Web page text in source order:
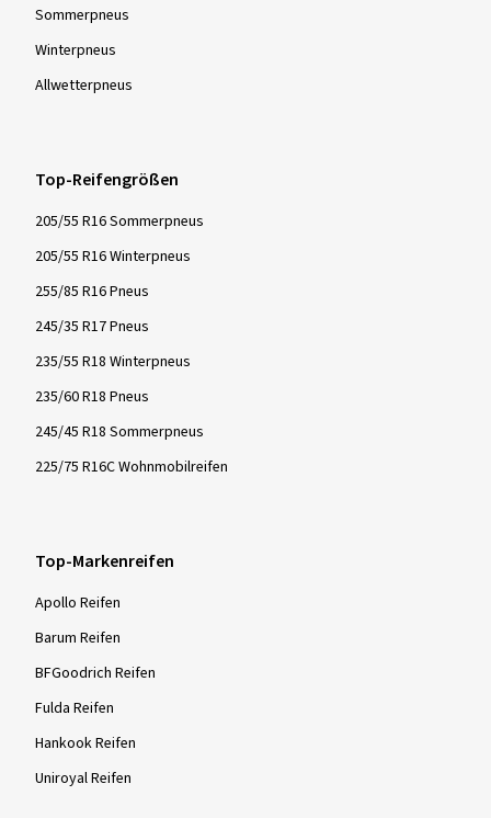
Sommer­pneus
Winter­pneus
Allwetter­pneus
Top-Reifengrößen
205/55 R16 Sommerpneus
205/55 R16 Winterpneus
255/85 R16 Pneus
245/35 R17 Pneus
235/55 R18 Winterpneus
235/60 R18 Pneus
245/45 R18 Sommerpneus
225/75 R16C Wohnmobilreifen
Top-Markenreifen
Apollo Reifen
Barum Reifen
BFGoodrich Reifen
Fulda Reifen
Hankook Reifen
Uniroyal Reifen